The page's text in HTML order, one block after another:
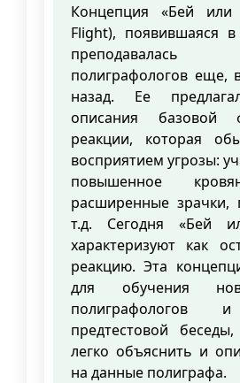
Концепция «Бей
Flight), появившаяся
преподавалась
полиграфологов еще,
назад. Ее
описания базовой
реакции, которая
восприятием угрозы:
повышенное
расширенные зрачки,
т.д. Сегодня «Бей
характеризуют как
реакцию. Эта
для обучения
предтестовой
легко объяснить и
на данные полиграфа.